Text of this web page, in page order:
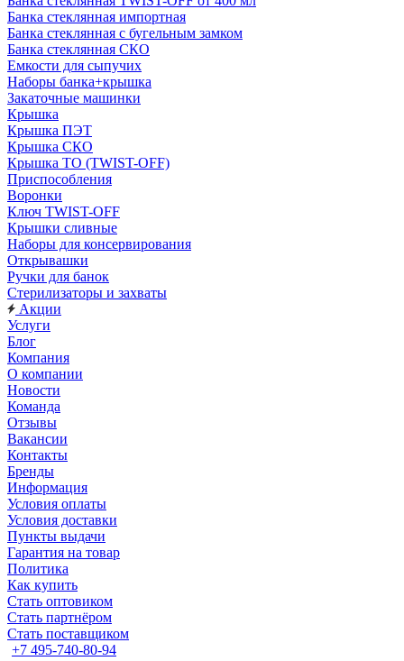
Банка стеклянная импортная
Банка стеклянная с бугельным замком
Банка стеклянная СКО
Емкости для сыпучих
Наборы банка+крышка
Закаточные машинки
Крышка
Крышка ПЭТ
Крышка СКО
Крышка ТО (TWIST-OFF)
Приспособления
Воронки
Ключ TWIST-OFF
Крышки сливные
Наборы для консервирования
Открывашки
Ручки для банок
Стерилизаторы и захваты
Акции
Услуги
Блог
Компания
О компании
Новости
Команда
Отзывы
Вакансии
Контакты
Бренды
Информация
Условия оплаты
Условия доставки
Пункты выдачи
Гарантия на товар
Политика
Как купить
Стать оптовиком
Стать партнёром
Стать поставщиком
+7 495-740-80-94